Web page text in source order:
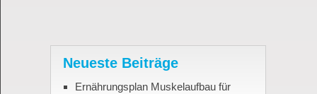
Neueste Beiträge
Ernährungsplan Muskelaufbau für